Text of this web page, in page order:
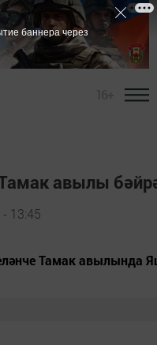
авылы
13:45
Тамак
баннера через